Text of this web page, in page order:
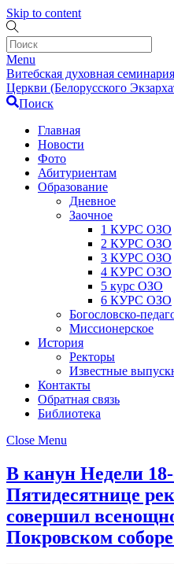
Skip to content
Menu
Витебская духовная
Церкви (Белорусского
Поиск
Главная
Новости
Фото
Абитуриентам
Образование
Дневное
Заочное
1 КУРС ОЗО
2 КУРС ОЗО
3 КУРС ОЗО
4 КУРС ОЗО
5 курс ОЗО
6 КУРС ОЗО
Богословско-
Миссионерское
История
Ректоры
Известные
Контакты
Обратная связь
Библиотека
Close Menu
В канун Недели
Пятидесятнице
совершил
Покровском